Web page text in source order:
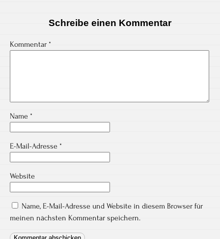
Schreibe einen Kommentar
Kommentar *
Name *
E-Mail-Adresse *
Website
Name, E-Mail-Adresse und Website in diesem Browser für
meinen nächsten Kommentar speichern.